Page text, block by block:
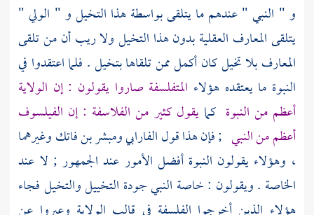
و " النبي " عندهم ما يتلقى بواسطة هذا التخيل و " الولي "
يتلقى المعارف العقلية بدون هذا التخيل ولا ريب أن من تلقى
المعارف بلا تخيل كان أكمل ممن تلقاها بتخيل . فلما اعتقدوا في
النبوة ما يعتقده هؤلاء المتفلسفة صاروا يقولون : إن الولاية
أعظم من النبوة كمايقول كثير من الفلاسفة : إن الفيلسوف
أعظم من النبي ; فإن هذا قولالفارابيومبشر بن فاتكوغيرهما
، وهؤلاء يقولون النبوة أفضل الأمور عند الجمهور ; لا عند
الخاصة . ويقولون : خاصة النبي جودة التخييل والتخيل فجاء